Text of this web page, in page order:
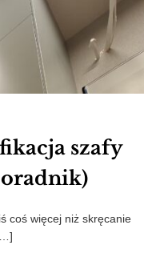
szafy
coś więcej niż skręcanie